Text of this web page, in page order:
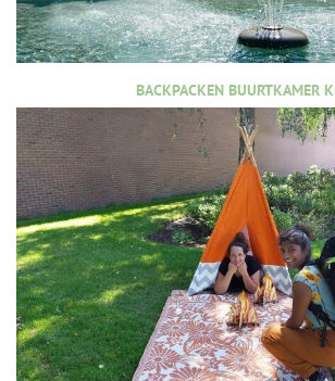
BACKPACKEN BUURTKAMER